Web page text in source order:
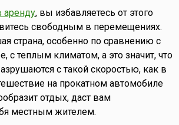
аренду, вы избавляетесь от этого
свободным в перемещениях.
страна, особенно по сравнению с
с теплым климатом, а это значит, что
с такой скоростью, как в
на прокатном автомобиле
отдых, даст вам
местным жителем.